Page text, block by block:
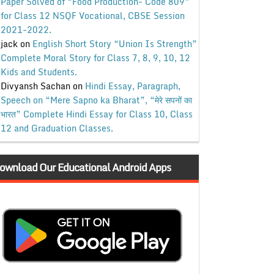
for Class 12 NSQF Vocational, CBSE Session
2021-2022.
jackon English Short Story “Union Is Strength”
Complete Moral Story for Class 7, 8, 9, 10, 12
Kids and Students.
Divyansh Sachanon Hindi Essay, Paragraph,
Speech on “Mere Sapno ka Bharat”, “मेरे सपनों का
भारत” Complete Hindi Essay for Class 10, Class
12 and Graduation Classes.
Our Educational Android Apps